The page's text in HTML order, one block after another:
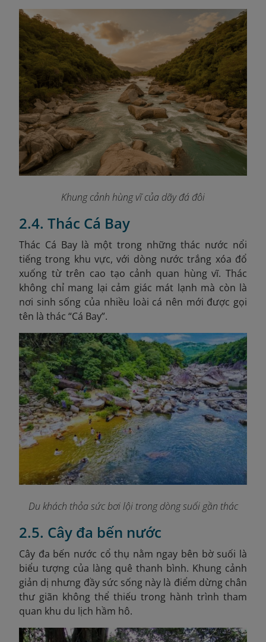
Khung cảnh hùng vĩ của dãy đá đôi
2.4. Thác Cá Bay
Thác Cá Bay là một trong những thác nước nổi
tiếng trong khu vực, với dòng nước trắng xóa đổ
xuống từ trên cao tạo cảnh quan hùng vĩ. Thác
không chỉ mang lại cảm giác mát lạnh mà còn là
nơi sinh sống của nhiều loài cá nên mới được gọi
tên là thác “Cá Bay”.
Du khách thỏa sức bơi lội trong dòng suối gần thác
2.5. Cây đa bến nước
Cây đa bến nước cổ thụ nằm ngay bên bờ suối là
biểu tượng của làng quê thanh bình. Khung cảnh
giản dị nhưng đầy sức sống này là điểm dừng chân
thư giãn không thể thiếu trong hành trình tham
quan khu du lịch hầm hô.